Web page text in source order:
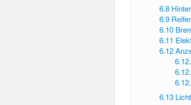
6.8
6.9
6.10
6.11
6.12
6.13